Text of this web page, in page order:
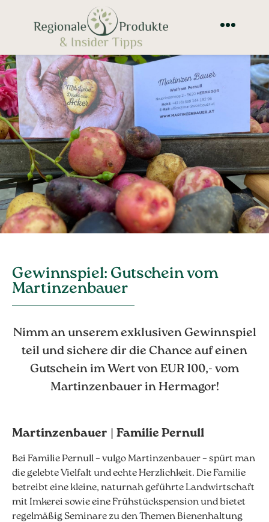
Gewinnspiel: Gutschein vom
Martinzenbauer
Nimm an unserem exklusiven Gewinnspiel
teil und sichere dir die Chance auf einen
Gutschein im Wert von EUR 100,- vom
Martinzenbauer in Hermagor!
Martinzenbauer | Familie Pernull
Bei Familie Pernull – vulgo Martinzenbauer – spürt man
die gelebte Vielfalt und echte Herzlichkeit. Die Familie
betreibt eine kleine, naturnah geführte Landwirtschaft
mit Imkerei sowie eine Frühstückspension und bietet
regelmäßig Seminare zu den Themen Bienenhaltung